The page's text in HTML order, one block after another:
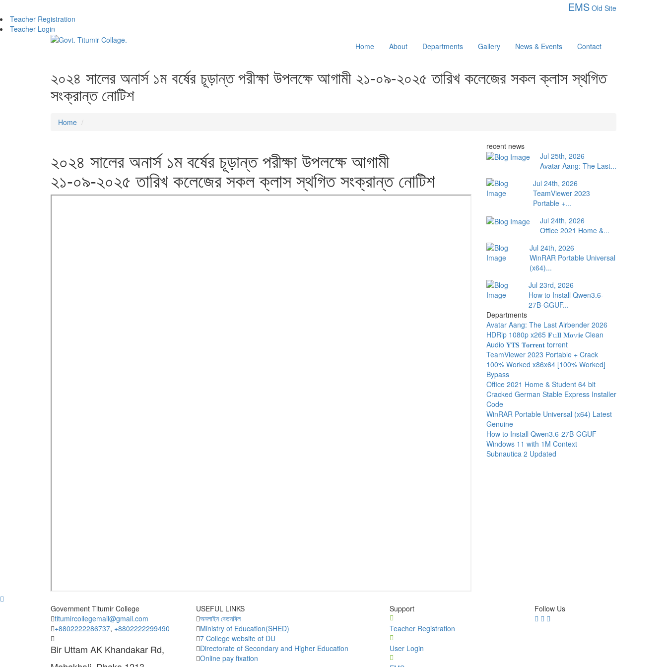
EMS Old Site
Teacher Registration
Teacher Login
Home
About Departments Gallery News & Events Contact
২০২৪ সালের অনার্স ১ম বর্ষের চূড়ান্ত পরীক্ষা উপলক্ষে আগামী ২১-০৯-২০২৫ তারিখ কলেজের সকল ক্লাস স্থগিত
সংক্রান্ত নোটিশ
Home
২০২৪ সালের অনার্স ১ম বর্ষের চূড়ান্ত পরীক্ষা উপলক্ষে আগামী
২১-০৯-২০২৫ তারিখ কলেজের সকল ক্লাস স্থগিত সংক্রান্ত নোটিশ
recent news
Jul 25th, 2026
Avatar Aang: The Last...
Jul 24th, 2026
TeamViewer 2023
Portable +...
Jul 24th, 2026
Office 2021 Home &...
Jul 24th, 2026
WinRAR Portable Universal
(x64)...
Jul 23rd, 2026
How to Install Qwen3.6-
27B-GGUF...
Departments
Avatar Aang: The Last Airbender 2026
HDRip 1080p x265 𝐅𝚞𝐥𝐥 𝐌𝐨𝚟𝐢𝐞 Clean
Audio 𝐘𝐓𝐒 𝐓𝐨𝐫𝐫𝐞𝐧𝐭 torrent
TeamViewer 2023 Portable + Crack
100% Worked x86x64 [100% Worked]
Bypass
Office 2021 Home & Student 64 bit
Cracked German Stable Express Installer
Code
WinRAR Portable Universal (x64) Latest
Genuine
How to Install Qwen3.6-27B-GGUF
Windows 11 with 1M Context
Subnautica 2 Updated
Government Titumir College
titumircollegemail@gmail.com
+8802222286737, +8802222299490
Bir Uttam AK Khandakar Rd,
USEFUL LINKS
অনলাইন বেতনবিল
Ministry of Education(SHED)
7 College website of DU
Directorate of Secondary and Higher Education
Online pay fixation
Support
Teacher Registration
User Login
Follow Us